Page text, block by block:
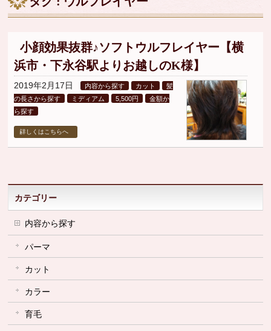
▼
小顔効果抜群♪ソフトウルフレイヤー【横
浜市・下永谷駅よりお越しのK様】
2019年2月17日 内容から探す カット
髪
の長さから探す
ミディアム 5,500円
金額か
ら探す
詳しくはこちらへ
カテゴリー
内容から探す
パーマ
カット
カラー
育毛